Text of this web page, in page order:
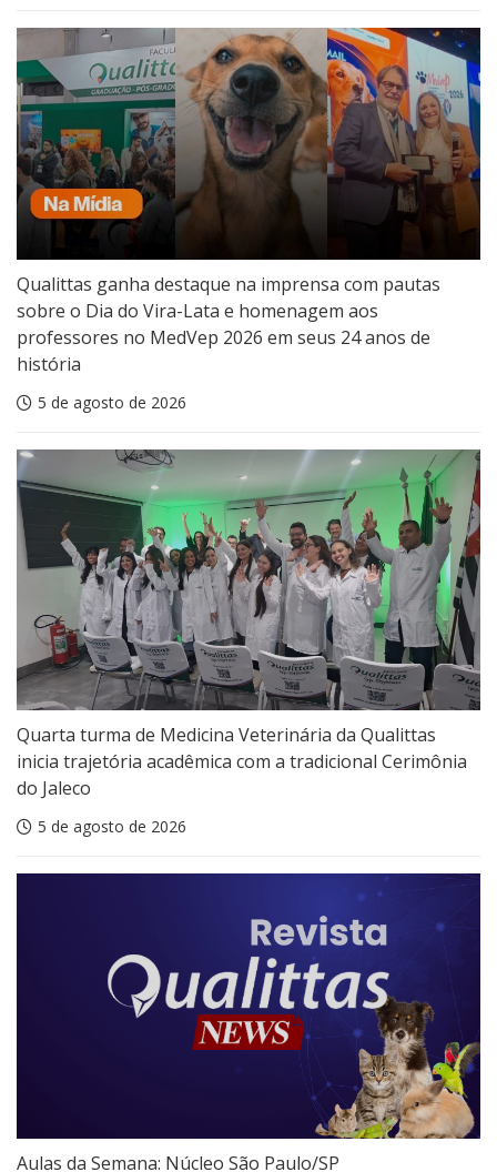
Qualittas ganha destaque na imprensa com pautas
sobre o Dia do Vira-Lata e homenagem aos
professores no MedVep 2026 em seus 24 anos de
história
5 de agosto de 2026
Quarta turma de Medicina Veterinária da Qualittas
inicia trajetória acadêmica com a tradicional Cerimônia
do Jaleco
5 de agosto de 2026
Aulas da Semana: Núcleo São Paulo/SP